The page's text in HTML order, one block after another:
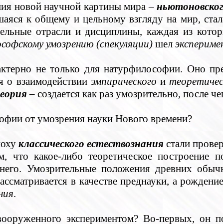
новой научной картины мира –
к общему и цельному взгляду на мир,
отрасли и дисциплины, каждая из
умозрению (спекуляции) шел
не только для натурфилософии. Оно
о взаимодействии эмпирического и
– создается как раз умозрительно, после
от умозрения науки Нового времени?
классического естествознания стали
какое-либо теоретическое построение
Умозрительные положения древних
в качестве преднауки, а
.
экспериментом? Во-первых, он